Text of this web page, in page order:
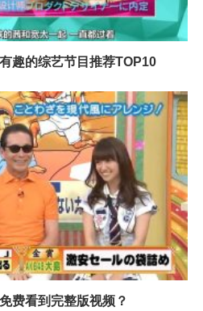
趣的综艺节目推荐TOP10
费看到完整版视频？